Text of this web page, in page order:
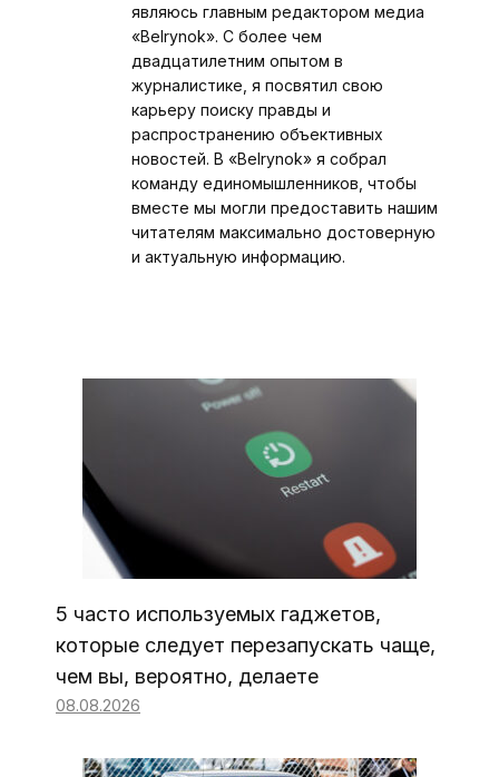
являюсь главным редактором медиа
«Belrynok». С более чем
двадцатилетним опытом в
журналистике, я посвятил свою
карьеру поиску правды и
распространению объективных
новостей. В «Belrynok» я собрал
команду единомышленников, чтобы
вместе мы могли предоставить нашим
читателям максимально достоверную
и актуальную информацию.
5 часто используемых гаджетов,
которые следует перезапускать чаще,
чем вы, вероятно, делаете
08.08.2026